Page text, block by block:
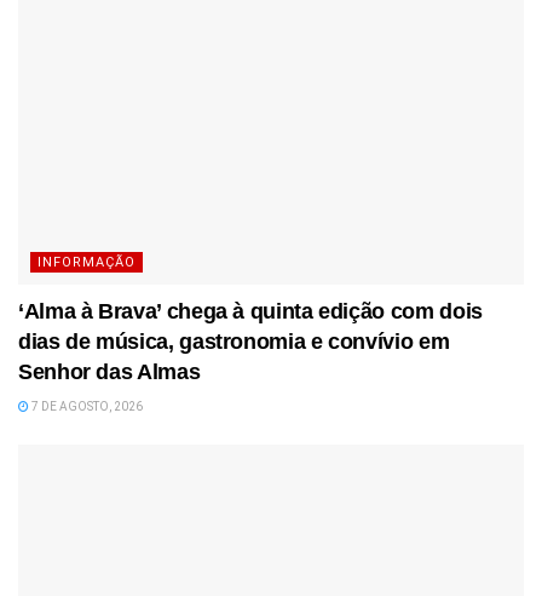
INFORMAÇÃO
‘Alma à Brava’ chega à quinta edição com dois
dias de música, gastronomia e convívio em
Senhor das Almas
7 DE AGOSTO, 2026